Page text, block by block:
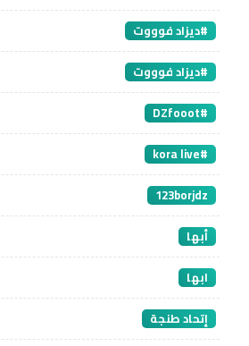
#ديزاد فوووت
#ديزاد فوووت
#DZfooot
#kora live
123borjdz
أبها
ابها
إتحاد طنجة